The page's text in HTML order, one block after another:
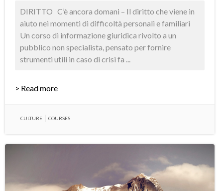
DIRITTO C’è ancora domani – Il diritto che viene in
aiuto nei momenti di difficoltà personali e familiari
Un corso di informazione giuridica rivolto a un
pubblico non specialista, pensato per fornire
strumenti utili in caso di crisi fa ...
> Read more
CULTURE COURSES